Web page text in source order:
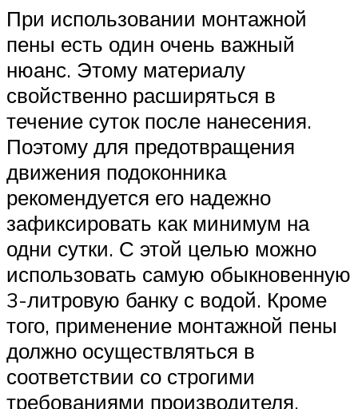
При использовании монтажной
пены есть один очень важный
нюанс. Этому материалу
свойственно расширяться в
течение суток после нанесения.
Поэтому для предотвращения
движения подоконника
рекомендуется его надежно
зафиксировать как минимум на
одни сутки. С этой целью можно
использовать самую обыкновенную
3-литровую банку с водой. Кроме
того, применение монтажной пены
должно осуществляться в
соответствии со строгими
требованиями производителя,